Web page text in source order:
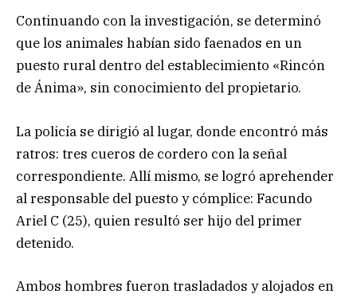
Continuando con la investigación, se determinó
que los animales habían sido faenados en un
puesto rural dentro del establecimiento «Rincón
de Ánima», sin conocimiento del propietario.
La policía se dirigió al lugar, donde encontró más
ratros: tres cueros de cordero con la señal
correspondiente. Allí mismo, se logró aprehender
al responsable del puesto y cómplice: Facundo
Ariel C (25), quien resultó ser hijo del primer
detenido.
Ambos hombres fueron trasladados y alojados en